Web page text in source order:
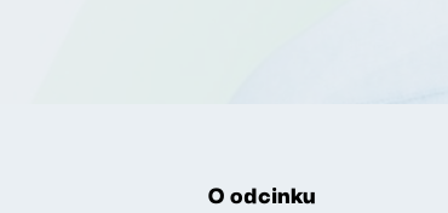
O odcinku